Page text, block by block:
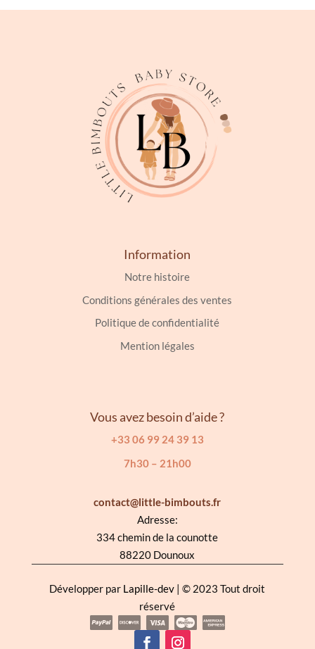
Information
Notre histoire
Conditions générales des ventes
Politique de confidentialité
Mention légales
Vous avez besoin d’aide ?
+33 06 99 24 39 13
7h30 – 21h00
contact@little-bimbouts.fr
Adresse:
334 chemin de la counotte
88220 Dounoux
Développer par Lapille-dev | © 2023 Tout droit
réservé